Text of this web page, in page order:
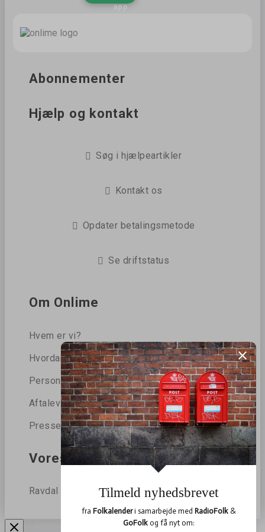
app
Abonnementer
Hjælp og kontakt
Søg i hjælpeartikler
Kontakt os
Opdater betalingsmetode
Se driftstatus
Om Onlime
Hvem er vi?
Hvordan beskytter vi dine data?
Persondatapolitik
Aftalevilkår
Presse
Vores blog
Ravdal